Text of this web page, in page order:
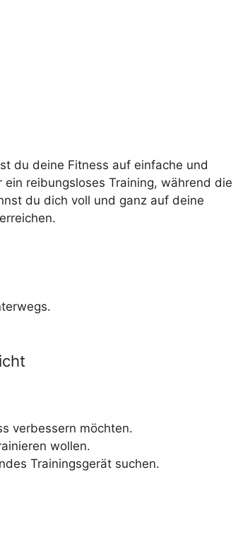
du deine Fitness auf einfache und
reibungsloses Training, während die
du dich voll und ganz auf deine
verbessern möchten.
wollen.
Trainingsgerät suchen.